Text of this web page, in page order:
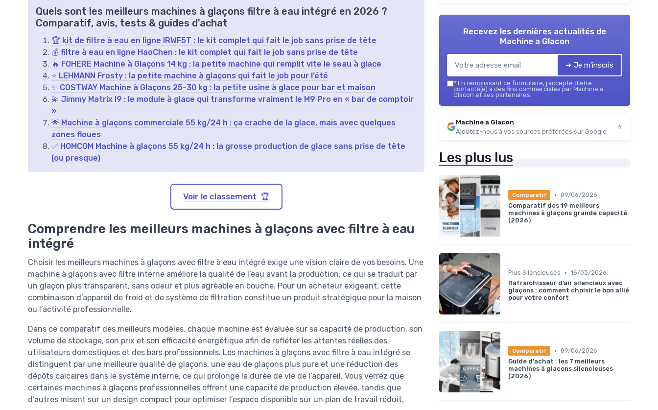
Quels sont les meilleurs machines à glaçons filtre à eau intégré en 2026 ?
Comparatif, avis, tests & guides d'achat
🏆 kit de filtre à eau en ligne IRWF5T : le kit complet qui fait le job sans prise de tête
💰 filtre à eau en ligne HaoChen : le kit complet qui fait le job sans prise de tête
🔥 FOHERE Machine à Glaçons 14 kg : la petite machine qui remplit vite le seau à glace
⭐ LEHMANN Frosty : la petite machine à glaçons qui fait le job pour l’été
✨ COSTWAY Machine à Glaçons 25-30 kg : la petite usine à glace pour bar et maison
💫 Jimmy Matrix I9 : le module à glace qui transforme vraiment le M9 Pro en « bar de comptoir
»
🌟 Machine à glaçons commerciale 55 kg/24 h : ça crache de la glace, mais avec quelques
zones floues
✅ HOMCOM Machine à glaçons 55 kg/24 h : la grosse production de glace sans prise de tête
(ou presque)
Voir le classement 🏆
Comprendre les meilleurs machines à glaçons avec filtre à eau
intégré
Choisir les meilleurs machines à glaçons avec filtre à eau intégré exige une vision claire de vos besoins. Une
machine à glaçons avec filtre interne améliore la qualité de l’eau avant la production, ce qui se traduit par
un glaçon plus transparent, sans odeur et plus agréable en bouche. Pour un acheteur exigeant, cette
combinaison d’appareil de froid et de système de filtration constitue un produit stratégique pour la maison
ou l’activité professionnelle.
Dans ce comparatif des meilleurs modèles, chaque machine est évaluée sur sa capacité de production, son
volume de stockage, son prix et son efficacité énergétique afin de refléter les attentes réelles des
utilisateurs domestiques et des bars professionnels. Les machines à glaçons avec filtre à eau intégré se
distinguent par une meilleure qualité de glaçons, une eau de glaçons plus pure et une réduction des
dépôts calcaires dans le système interne, ce qui prolonge la durée de vie de l’appareil. Vous verrez que
certaines machines à glaçons professionnelles offrent une capacité de production élevée, tandis que
d’autres misent sur un design compact pour optimiser l’espace disponible sur un plan de travail réduit.
Recevez les dernières actualités de
Machine a Glacon
➔ Je m'inscris
* En remplissant ce formulaire, j’accepte d’être
contacté(e) à des fins commerciales par Machine a
Glacon et ses partenaires.
Machine a Glacon
Ajoutez-nous à vos sources préférées sur Google
Les plus lus
Comparatif • 09/06/2026
Comparatif des 19 meilleurs
machines à glaçons grande capacité
(2026)
Plus Silencieuses • 16/03/2026
Rafraîchisseur d’air silencieux avec
glaçons : comment choisir le bon allié
pour votre confort
Comparatif • 09/06/2026
Guide d'achat : les 7 meilleurs
machines à glaçons silencieuses
(2026)